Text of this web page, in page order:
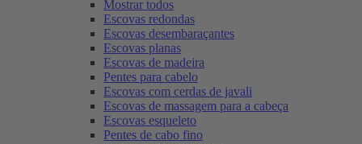
Mostrar todos
Escovas redondas
Escovas desembaraçantes
Escovas planas
Escovas de madeira
Pentes para cabelo
Escovas com cerdas de javali
Escovas de massagem para a cabeça
Escovas esqueleto
Pentes de cabo fino